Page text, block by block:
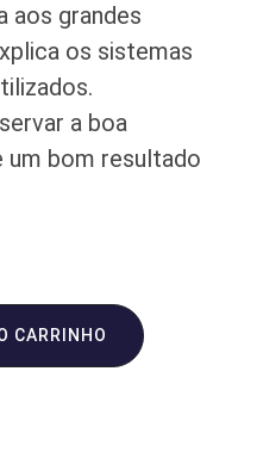
aos grandes
os sistemas
a boa
um bom resultado
CARRINHO